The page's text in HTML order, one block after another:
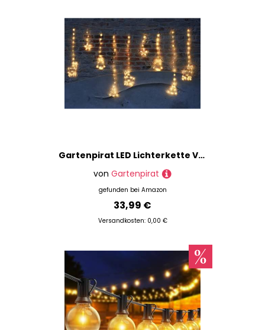
Gartenpirat LED Lichterkette Vorhang Rehe Bäume Glocken Sterne 173 LED warmweiß 5 x 38 x 32 cm mit Fernbedienung Timer-Funktion 8 Programme Weihnachtsbeleuchtung warmweiß innen außen
von Gartenpirat
gefunden bei Amazon
33,99 €
Versandkosten: 0,00 €